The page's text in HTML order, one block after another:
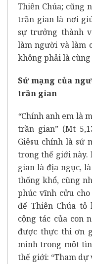
Thiên Chúa; cũng
trần gian là nơi
sự trưởng thành
làm người và làm
không phải là
Sứ mạng của
trần gian
“Chính anh em là
trần gian” (Mt
Giêsu chính là sứ
trong thế giới này.
gian là địa ngục,
thống khổ, cũng
phúc vĩnh cửu
để Thiên Chúa
cộng tác của con
được thực thi ơn
mình trong một
thế giới: “Tham